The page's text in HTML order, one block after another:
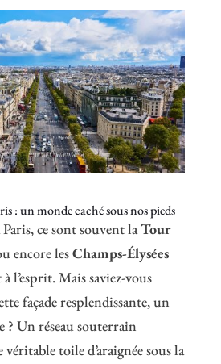
: un monde caché sous nos pieds
ce sont souvent laTour
encore lesChamps-Élysées
l’esprit. Mais saviez-vous
façade resplendissante, un
? Un réseau souterrain
toile d’araignée sous la